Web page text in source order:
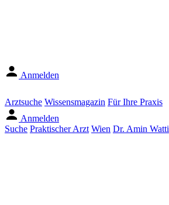
Anmelden
Arztsuche Wissensmagazin Für Ihre Praxis
Anmelden
Suche Praktischer Arzt Wien Dr. Amin Watti